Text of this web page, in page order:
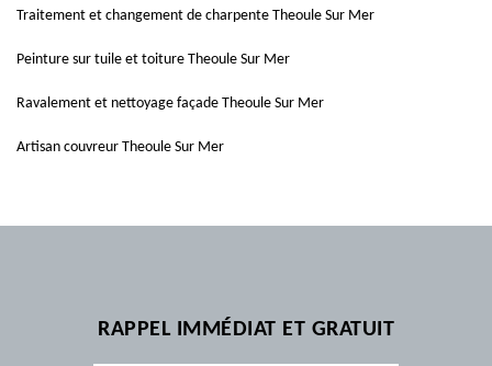
Traitement et changement de charpente Theoule Sur Mer
Peinture sur tuile et toiture Theoule Sur Mer
Ravalement et nettoyage façade Theoule Sur Mer
Artisan couvreur Theoule Sur Mer
RAPPEL IMMÉDIAT ET GRATUIT